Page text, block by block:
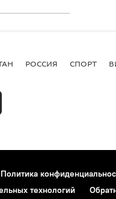
РОССИЯ СПОРТ
Политика
технологий